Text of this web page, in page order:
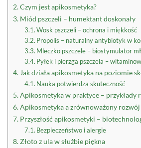
Czym jest apikosmetyka?
Miód pszczeli – humektant doskonały
Wosk pszczeli – ochrona i miękkość
Propolis – naturalny antybiotyk w
Mleczko pszczele – biostymulator
Pyłek i pierzga pszczela –
Jak działa apikosmetyka na poziomie
Nauka potwierdza skuteczność
Apikosmetyka w praktyce – przykłady
Apikosmetyka a zrównoważony rozwój
Przyszłość apikosmetyki –
Bezpieczeństwo i alergie
Złoto z ula w służbie piękna